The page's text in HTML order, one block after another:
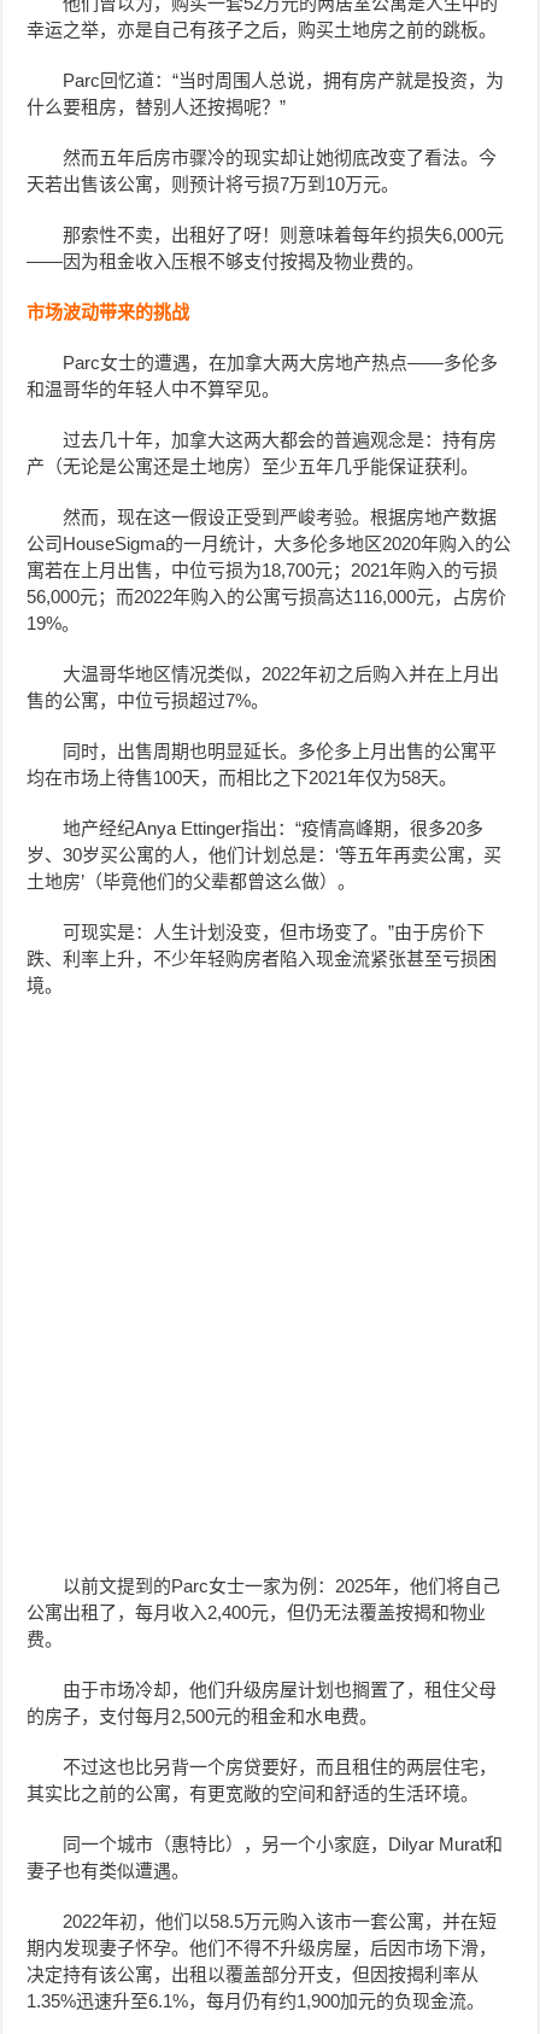
幸运之举，亦是自己有孩子之后，购买土地房之前的跳板。
Parc回忆道：“当时周围人总说，拥有房产就是投资，为
什么要租房，替别人还按揭呢？”
然而五年后房市骤冷的现实却让她彻底改变了看法。今
天若出售该公寓，则预计将亏损7万到10万元。
那索性不卖，出租好了呀！则意味着每年约损失6,000元
——因为租金收入压根不够支付按揭及物业费的。
市场波动带来的挑战
Parc女士的遭遇，在加拿大两大房地产热点——多伦多
和温哥华的年轻人中不算罕见。
过去几十年，加拿大这两大都会的普遍观念是：持有房
产（无论是公寓还是土地房）至少五年几乎能保证获利。
然而，现在这一假设正受到严峻考验。根据房地产数据
公司HouseSigma的一月统计，大多伦多地区2020年购入的公
寓若在上月出售，中位亏损为18,700元；2021年购入的亏损
56,000元；而2022年购入的公寓亏损高达116,000元，占房价
19%。
大温哥华地区情况类似，2022年初之后购入并在上月出
售的公寓，中位亏损超过7%。
同时，出售周期也明显延长。多伦多上月出售的公寓平
均在市场上待售100天，而相比之下2021年仅为58天。
地产经纪Anya Ettinger指出：“疫情高峰期，很多20多
岁、30岁买公寓的人，他们计划总是：‘等五年再卖公寓，买
土地房’（毕竟他们的父辈都曾这么做）。
可现实是：人生计划没变，但市场变了。”由于房价下
跌、利率上升，不少年轻购房者陷入现金流紧张甚至亏损困
境。
以前文提到的Parc女士一家为例：2025年，他们将自己
公寓出租了，每月收入2,400元，但仍无法覆盖按揭和物业
费。
由于市场冷却，他们升级房屋计划也搁置了，租住父母
的房子，支付每月2,500元的租金和水电费。
不过这也比另背一个房贷要好，而且租住的两层住宅，
其实比之前的公寓，有更宽敞的空间和舒适的生活环境。
同一个城市（惠特比），另一个小家庭，Dilyar Murat和
妻子也有类似遭遇。
2022年初，他们以58.5万元购入该市一套公寓，并在短
期内发现妻子怀孕。他们不得不升级房屋，后因市场下滑，
决定持有该公寓，出租以覆盖部分开支，但因按揭利率从
1.35%迅速升至6.1%，每月仍有约1,900加元的负现金流。